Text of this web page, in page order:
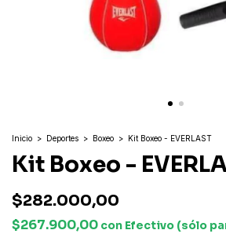
Inicio > Deportes > Boxeo > Kit Boxeo - EVERLAST
Kit Boxeo -
$282.000,00
$267.900,00 con Efectivo (sólo